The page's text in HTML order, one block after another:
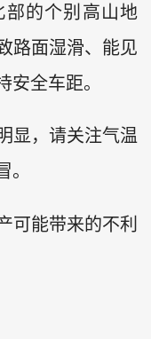
部的个别高山地
路面湿滑、能见
安全车距。
显，请关注气温
可能带来的不利